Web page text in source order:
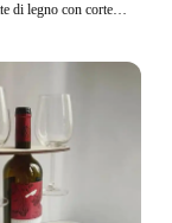
30/60 pezzi fette di legno con corteccia d'albero pino naturale fette di legno non finite rotonde pittura artigianato fai da te per decorazioni natalizie di nozze